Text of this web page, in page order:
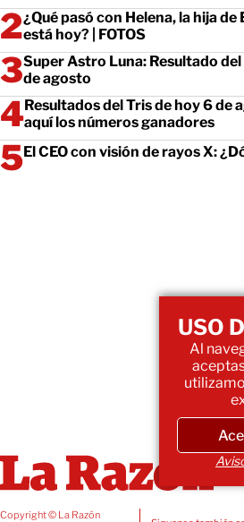
¿Qué pasó con Helena, la hija
está hoy? | FOTOS
Super Astro Luna: Resultado
de agosto
Resultados del Tris de hoy 6 de
aquí los números ganadores
El CEO con visión de rayos X:
Copyright © La Razón
USO
Al